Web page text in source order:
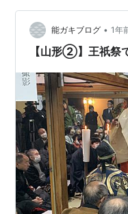
能ガキブログ • 1年
【山形②】王祇祭